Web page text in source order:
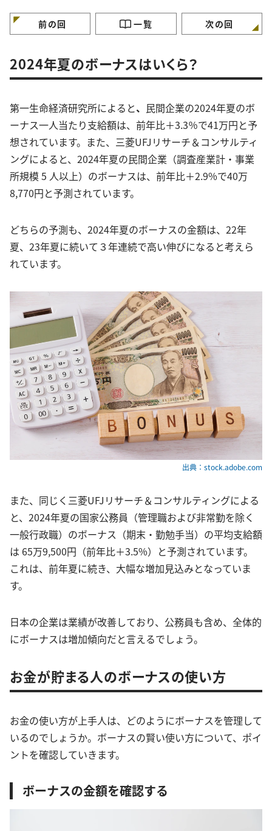
前の回 一覧 次の回
2024年夏のボーナスはいくら？
第一生命経済研究所によると、 民間企業の2024年夏のボ
ーナス一人当たり支給額は、前年比＋3.3％で41万円と予
想されています。また、三菱UFJリサーチ＆コンサルティ
ングによると、2024年夏の民間企業（調査産業計・事業
所規模 5 人以上）のボーナスは、前年比＋2.9%で40万
8,770円と予測されています。
どちらの予測も、2024年夏のボーナスの金額は、22年
夏、23年夏に続いて３年連続で高い伸びになると考えら
れています。
出典：stock.adobe.com
また、同じく三菱UFJリサーチ＆コンサルティングによる
と、2024年夏の国家公務員（管理職および非常勤を除く
一般行政職）のボーナス（期末・勤勉手当）の平均支給額
は 65万9,500円（前年比＋3.5%）と予測されています。
これは、前年夏に続き、大幅な増加見込みとなっていま
す。
日本の企業は業績が改善しており、公務員も含め、全体的
にボーナスは増加傾向だと言えるでしょう。
お金が貯まる人のボーナスの使い方
お金の使い方が上手人は、どのようにボーナスを管理して
いるのでしょうか。ボーナスの賢い使い方について、ポイ
ントを確認していきます。
ボーナスの金額を確認する